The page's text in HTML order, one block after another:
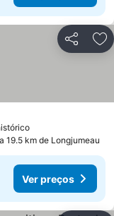
Partilhar
19.5 km de Longjumeau
Ver preços